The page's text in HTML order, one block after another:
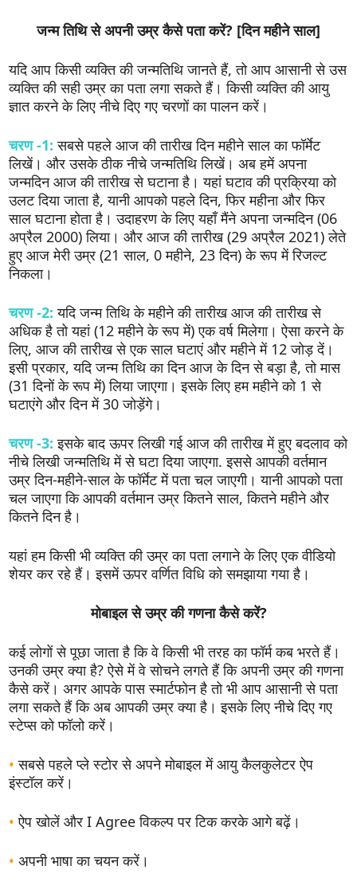
जन्म तिथि से अपनी उम्र कैसे पता करें? [दिन महीने साल]
यदि आप किसी व्यक्ति की जन्मतिथि जानते हैं, तो आप आसानी से उस
व्यक्ति की सही उम्र का पता लगा सकते हैं। किसी व्यक्ति की आयु
ज्ञात करने के लिए नीचे दिए गए चरणों का पालन करें।
चरण -1: सबसे पहले आज की तारीख दिन महीने साल का फॉर्मेट
लिखें। और उसके ठीक नीचे जन्मतिथि लिखें। अब हमें अपना
जन्मदिन आज की तारीख से घटाना है। यहां घटाव की प्रक्रिया को
उलट दिया जाता है, यानी आपको पहले दिन, फिर महीना और फिर
साल घटाना होता है। उदाहरण के लिए यहाँ मैंने अपना जन्मदिन (06
अप्रैल 2000) लिया। और आज की तारीख (29 अप्रैल 2021) लेते
हुए आज मेरी उम्र (21 साल, 0 महीने, 23 दिन) के रूप में रिजल्ट
निकला।
चरण -2: यदि जन्म तिथि के महीने की तारीख आज की तारीख से
अधिक है तो यहां (12 महीने के रूप में) एक वर्ष मिलेगा। ऐसा करने के
लिए, आज की तारीख से एक साल घटाएं और महीने में 12 जोड़ दें।
इसी प्रकार, यदि जन्म तिथि का दिन आज के दिन से बड़ा है, तो मास
(31 दिनों के रूप में) लिया जाएगा। इसके लिए हम महीने को 1 से
घटाएंगे और दिन में 30 जोड़ेंगे।
चरण -3: इसके बाद ऊपर लिखी गई आज की तारीख में हुए बदलाव को
नीचे लिखी जन्मतिथि में से घटा दिया जाएगा. इससे आपकी वर्तमान
उम्र दिन-महीने-साल के फॉर्मेट में पता चल जाएगी। यानी आपको पता
चल जाएगा कि आपकी वर्तमान उम्र कितने साल, कितने महीने और
कितने दिन है।
यहां हम किसी भी व्यक्ति की उम्र का पता लगाने के लिए एक वीडियो
शेयर कर रहे हैं। इसमें ऊपर वर्णित विधि को समझाया गया है।
मोबाइल से उम्र की गणना कैसे करें?
कई लोगों से पूछा जाता है कि वे किसी भी तरह का फॉर्म कब भरते हैं।
उनकी उम्र क्या है? ऐसे में वे सोचने लगते हैं कि अपनी उम्र की गणना
कैसे करें। अगर आपके पास स्मार्टफोन है तो भी आप आसानी से पता
लगा सकते हैं कि अब आपकी उम्र क्या है। इसके लिए नीचे दिए गए
स्टेप्स को फॉलो करें।
• सबसे पहले प्ले स्टोर से अपने मोबाइल में आयु कैलकुलेटर ऐप
इंस्टॉल करें।
• ऐप खोलें और I Agree विकल्प पर टिक करके आगे बढ़ें।
• अपनी भाषा का चयन करें।